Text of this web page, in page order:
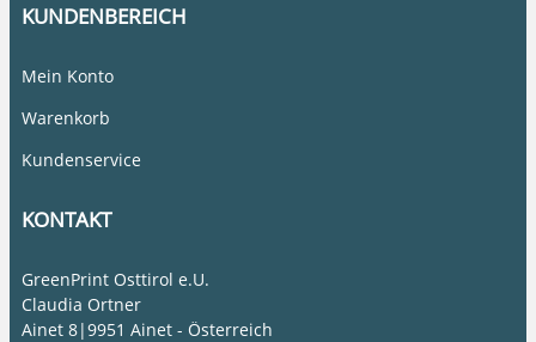
KUNDENBEREICH
Mein Konto
Warenkorb
Kundenservice
KONTAKT
GreenPrint Osttirol e.U.
Claudia Ortner
Ainet 8|9951 Ainet - Österreich